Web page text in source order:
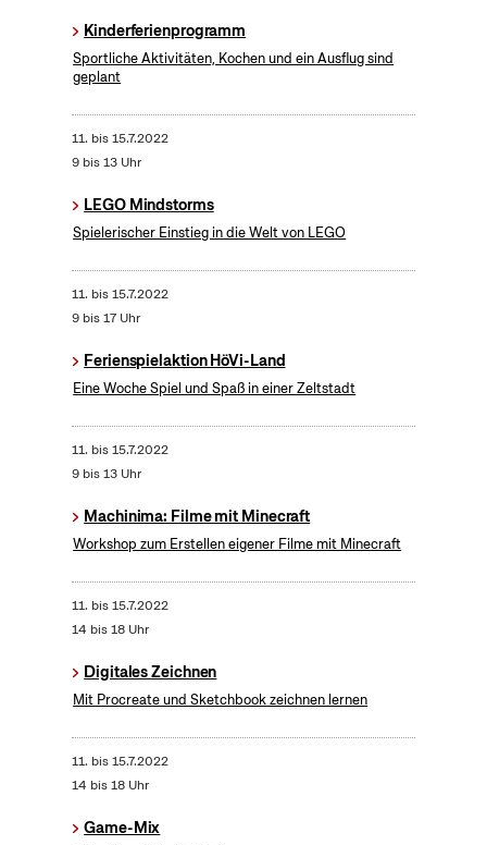
Kinderferienprogramm
Sportliche Aktivitäten, Kochen und ein Ausflug sind
geplant
11. bis15.7.2022
9 bis 13 Uhr
LEGO Mindstorms
Spielerischer Einstieg in die Welt von LEGO
11. bis15.7.2022
9 bis 17 Uhr
Ferienspielaktion HöVi-Land
Eine Woche Spiel und Spaß in einer Zeltstadt
11. bis15.7.2022
9 bis 13 Uhr
Machinima: Filme mit Minecraft
Workshop zum Erstellen eigener Filme mit Minecraft
11. bis15.7.2022
14 bis 18 Uhr
Digitales Zeichnen
Mit Procreate und Sketchbook zeichnen lernen
11. bis15.7.2022
14 bis 18 Uhr
Game-Mix